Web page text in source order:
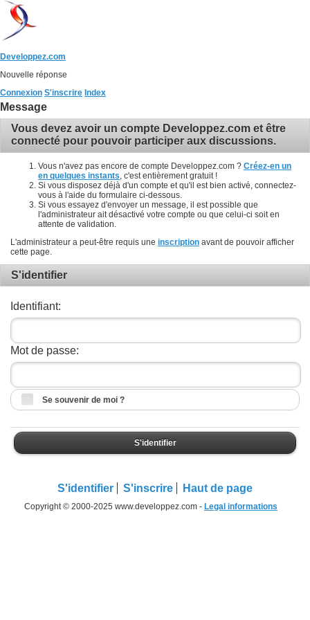
Developpez.com
Nouvelle réponse
Connexion S'inscrire Index
Message
Vous devez avoir un compte Developpez.com et être
connecté pour pouvoir participer aux discussions.
Vous n'avez pas encore de compte Developpez.com ? Créez-en un
en quelques instants , c'est entièrement gratuit !
Si vous disposez déjà d'un compte et qu'il est bien activé, connectez-
vous à l'aide du formulaire ci-dessous.
Si vous essayez d'envoyer un message, il est possible que
l'administrateur ait désactivé votre compte ou que celui-ci soit en
attente de validation.
L'administrateur a peut-être requis une inscription avant de pouvoir afficher
cette page.
S'identifier
Identifiant:
Mot de passe:
Se souvenir de moi ?
S'identifier
S'identifier S'inscrire Haut de page
Copyright © 2000-2025 www.developpez.com - Legal informations